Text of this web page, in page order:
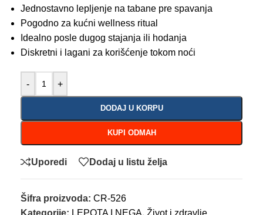
Jednostavno lepljenje na tabane pre spavanja
Pogodno za kućni wellness ritual
Idealno posle dugog stajanja ili hodanja
Diskretni i lagani za korišćenje tokom noći
- +
DODAJ U KORPU
KUPI ODMAH
Uporedi Dodaj u listu želja
Šifra proizvoda: CR-526